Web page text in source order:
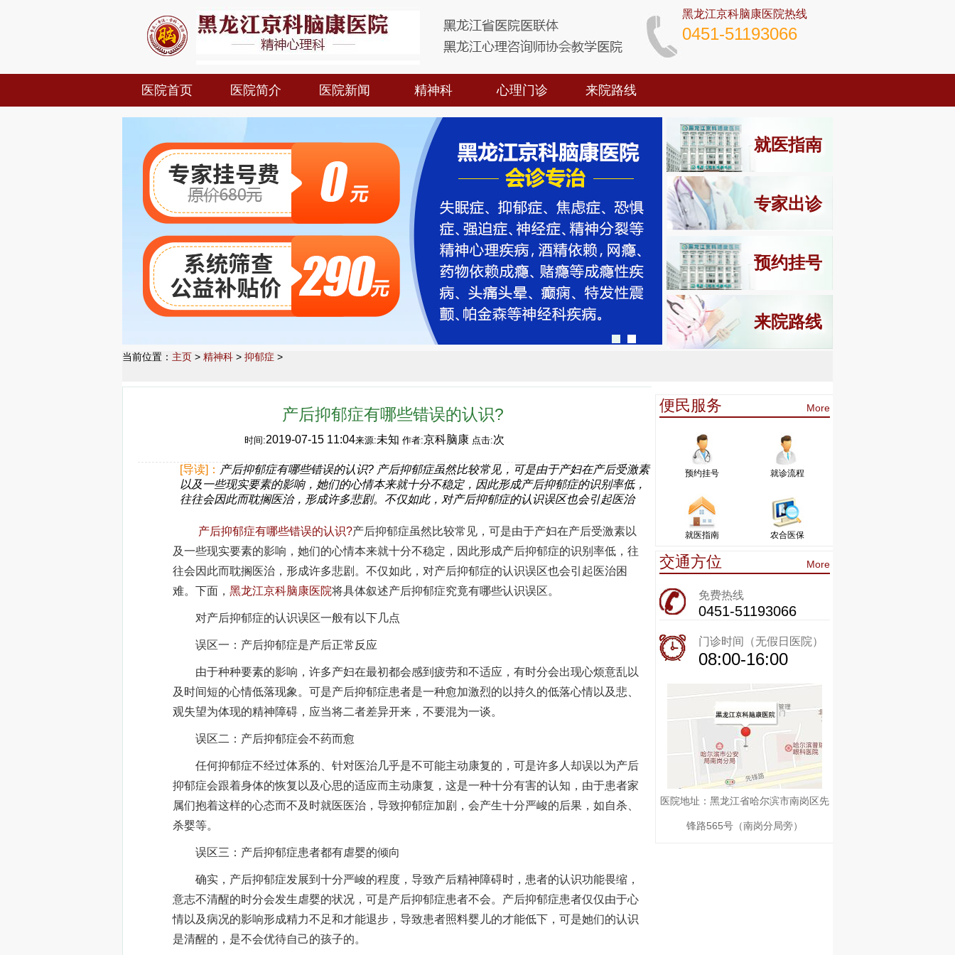
黑龙江京科脑康医院热线
0451-51193066
医院首页 医院简介 医院新闻 精神科 心理门诊 来院路线
就医指南
专家出诊
预约挂号
来院路线
当前位置： 主页 > 精神科 > 抑郁症 >
产后抑郁症有哪些错误的认识?
时间:2019-07-15 11:04来源:未知 作者:京科脑康 点击:次
[导读]： 产后抑郁症有哪些错误的认识? 产后抑郁症虽然比较常见，可是由于产妇在产后受激素
以及一些现实要素的影响，她们的心情本来就十分不稳定，因此形成产后抑郁症的识别率低，
往往会因此而耽搁医治，形成许多悲剧。不仅如此，对产后抑郁症的认识误区也会引起医治
产后抑郁症有哪些错误的认识?产后抑郁症虽然比较常见，可是由于产妇在产后受激素以
及一些现实要素的影响，她们的心情本来就十分不稳定，因此形成产后抑郁症的识别率低，往
往会因此而耽搁医治，形成许多悲剧。不仅如此，对产后抑郁症的认识误区也会引起医治困
难。下面， 黑龙江京科脑康医院将具体叙述产后抑郁症究竟有哪些认识误区。
对产后抑郁症的认识误区一般有以下几点
误区一：产后抑郁症是产后正常反应
由于种种要素的影响，许多产妇在最初都会感到疲劳和不适应，有时分会出现心烦意乱以
及时间短的心情低落现象。可是产后抑郁症患者是一种愈加激烈的以持久的低落心情以及悲、
观失望为体现的精神障碍，应当将二者差异开来，不要混为一谈。
误区二：产后抑郁症会不药而愈
任何抑郁症不经过体系的、针对医治几乎是不可能主动康复的，可是许多人却误以为产后
抑郁症会跟着身体的恢复以及心思的适应而主动康复，这是一种十分有害的认知，由于患者家
属们抱着这样的心态而不及时就医医治，导致抑郁症加剧，会产生十分严峻的后果，如自杀、
杀婴等。
误区三：产后抑郁症患者都有虐婴的倾向
确实，产后抑郁症发展到十分严峻的程度，导致产后精神障碍时，患者的认识功能畏缩，
意志不清醒的时分会发生虐婴的状况，可是产后抑郁症患者不会。产后抑郁症患者仅仅由于心
情以及病况的影响形成精力不足和才能退步，导致患者照料婴儿的才能低下，可是她们的认识
是清醒的，是不会优待自己的孩子的。
便民服务 More
预约挂号 就诊流程
就医指南 农合医保
交通方位 More
免费热线
0451-51193066
门诊时间（无假日医院）
08:00-16:00
医院地址：黑龙江省哈尔滨市南岗区先
锋路565号（南岗分局旁）